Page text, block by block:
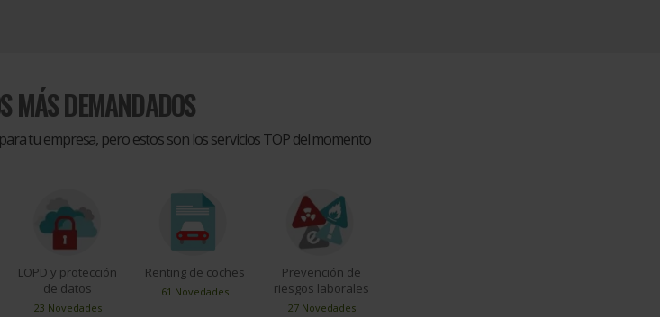
MÁS DEMANDADOS
tu empresa, pero estos son los servicios TOP del momento
LOPD y protección
de datos
23 Novedades
Renting de coches
61 Novedades
Prevención de
riesgos laborales
27 Novedades